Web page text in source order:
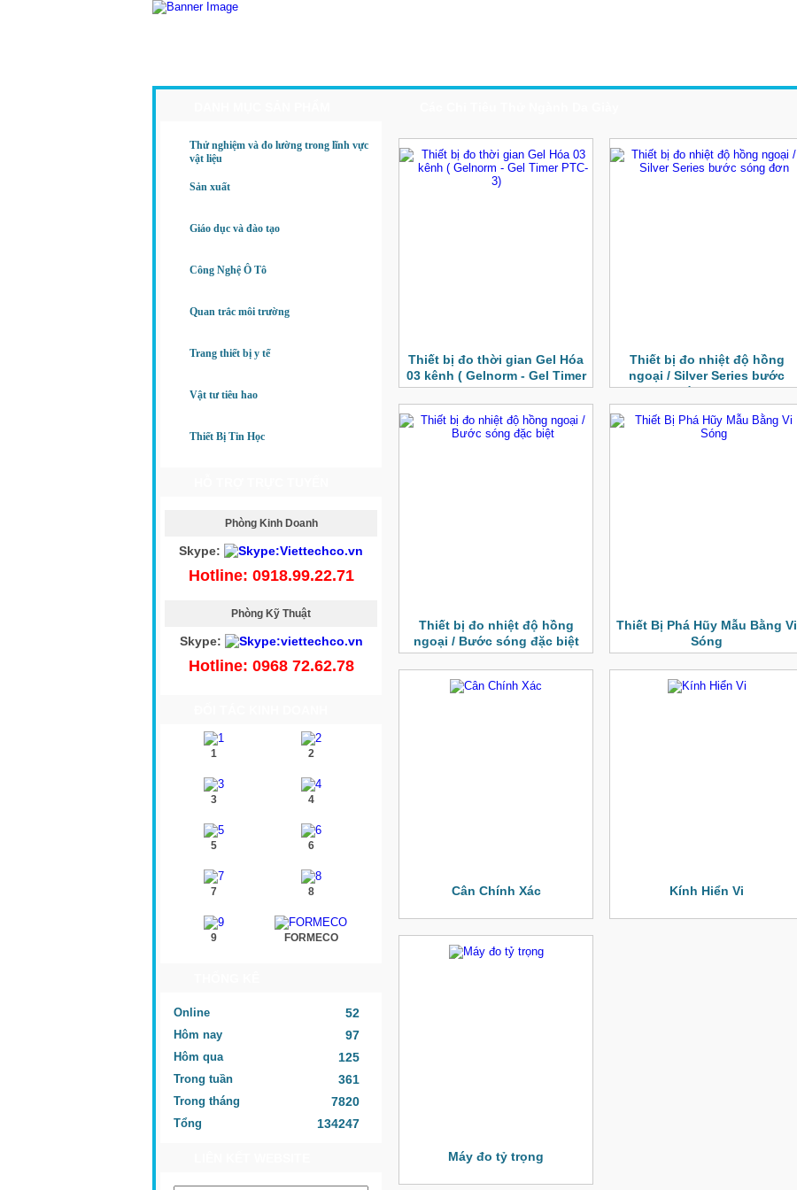
Thử nghiệm và đo lường trong lĩnh vực
vật liệu
Sản xuất
Giáo dục và đào tạo
Công Nghệ Ô Tô
Quan trắc môi trường
Trang thiết bị y tế
Vật tư tiêu hao
Thiết Bị Tin Học
Phòng Kinh Doanh
Skype:
Hotline: 0918.99.22.71
Phòng Kỹ Thuật
Skype:
Hotline: 0968 72.62.78
1 2
3 4
5 6
7 8
9 FORMECO
Online 52
Hôm nay 97
Hôm qua 125
Trong tuần 361
Trong tháng 7820
Tổng 134247
Thiết bị đo thời gian Gel Hóa
03 kênh ( Gelnorm - Gel Timer
PTC-3)
Thiết bị đo nhiệt độ hồng
ngoại / Silver Series bước
sóng đơn
Thiết bị đo nhiệt độ hồng
ngoại / Bước sóng đặc biệt
Thiết Bị Phá Hũy Mẫu Bằng Vi
Sóng
Cân Chính Xác Kính Hiển Vi
Máy đo tỷ trọng